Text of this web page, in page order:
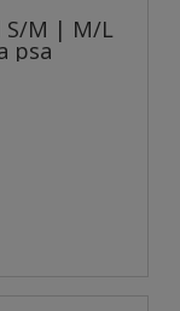
S/M | M/L
psa